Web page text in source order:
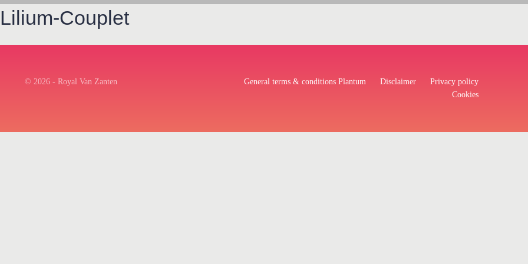
Lilium-Couplet
© 2026 - Royal Van Zanten General terms & conditions Plantum Disclaimer
Privacy policy
Cookies